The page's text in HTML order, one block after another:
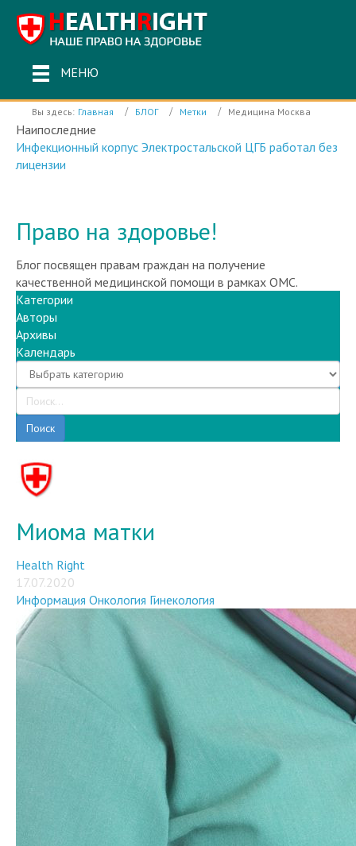
МЕНЮ
Вы здесь: Главная БЛОГ Метки Медицина Москва
Наипоследние
Инфекционный корпус Электростальской ЦГБ работал без
лицензии
Блог посвящен правам граждан на получение
качественной медицинской помощи в рамках ОМС.
Категории
Авторы
Архивы
Календарь
17.07.2020
Информация